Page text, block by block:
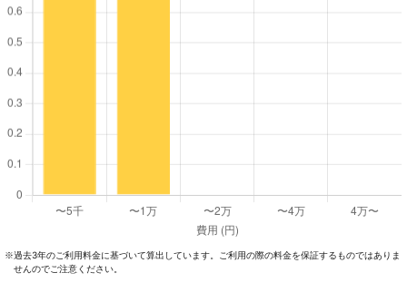
※過去3年のご利⽤料⾦に基づいて算出しています。ご利⽤の際の料⾦を保証するものではありま
せんのでご注意ください。